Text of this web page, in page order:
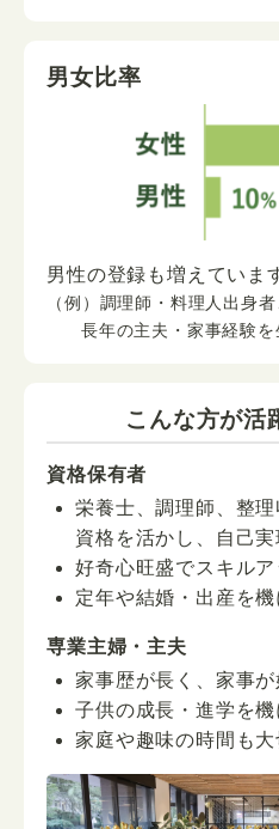
男女比率
男性の登録も増えていま
（例）調理師・料理人出身者
長年の主夫・家事経験を
こんな方が活
資格保有者
栄養士、調理師、整
資格を活かし、自己
好奇心旺盛でスキル
定年や結婚・出産を
専業主婦・主夫
家事歴が長く、家事
子供の成長・進学を
家庭や趣味の時間も